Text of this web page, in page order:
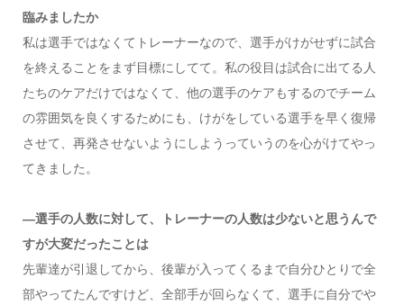
臨みましたか
私は選手ではなくてトレーナーなので、選手がけがせずに試合
を終えることをまず目標にしてて。私の役目は試合に出てる人
たちのケアだけではなくて、他の選手のケアもするのでチーム
の雰囲気を良くするためにも、けがをしている選手を早く復帰
させて、再発させないようにしようっていうのを心がけてやっ
てきました。
―選手の人数に対して、トレーナーの人数は少ないと思うんで
すが大変だったことは
先輩達が引退してから、後輩が入ってくるまで自分ひとりで全
部やってたんですけど、全部手が回らなくて、選手に自分でや